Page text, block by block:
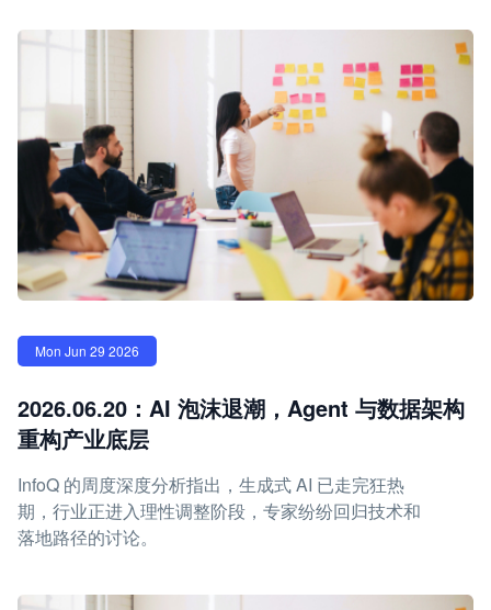
Mon Jun 29 2026
2026.06.20：AI 泡沫退潮，Agent 与数据架构
重构产业底层
InfoQ 的周度深度分析指出，生成式 AI 已走完狂热
期，行业正进入理性调整阶段，专家纷纷回归技术和
落地路径的讨论。